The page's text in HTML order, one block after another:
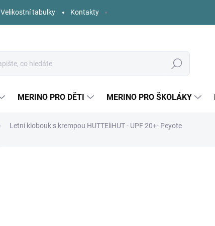
Velikostní tabulky Kontakty
Hledat
MERINO PRO DĚTI MERINO PRO ŠKOLÁKY
Letní klobouk s krempou HUTTEliHUT - UPF 20+- Peyote